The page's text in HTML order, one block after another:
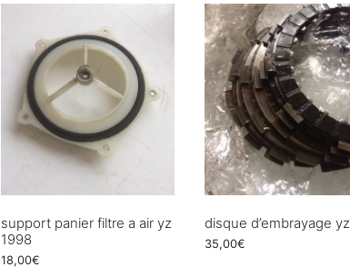
support panier filtre a air yz
1998
18,00€
disque d’embrayage yz
35,00€